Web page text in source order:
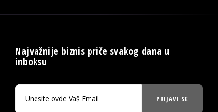
Najvažnije biznis priče svakog dana u
inboksu
PRIJAVI SE